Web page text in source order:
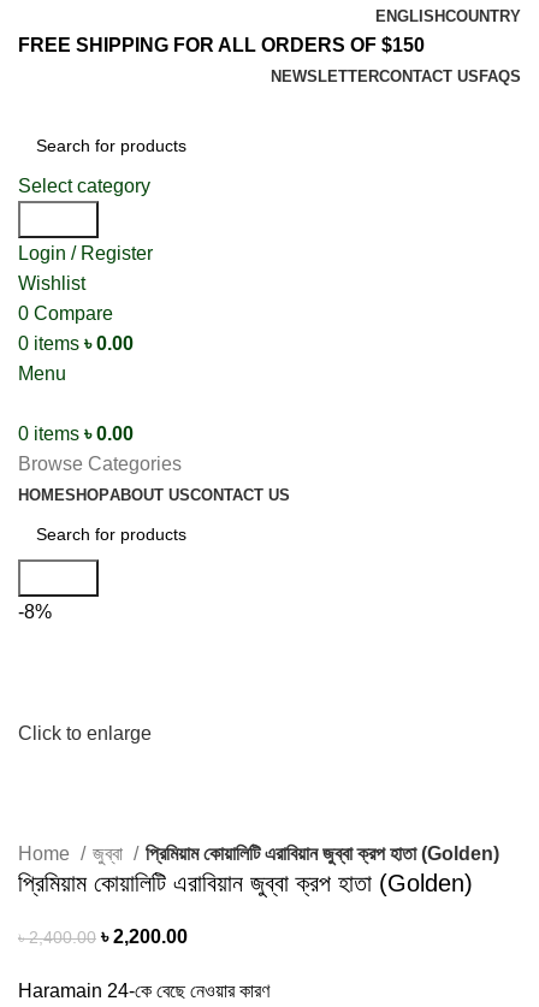
ENGLISHCOUNTRY
FREE SHIPPING FOR ALL ORDERS OF $150
NEWSLETTERCONTACT US FAQS
Select category
Login / Register
Wishlist
0 Compare
0 items ৳0.00
Menu
0 items ৳0.00
Browse Categories
HOMESHOPABOUT USCONTACT US
-8%
Click to enlarge
Home জুব্বা প্রিমিয়াম কোয়ালিটি এরাবিয়ান জুব্বা ক্রপ হাতা (Golden)
প্রিমিয়াম কোয়ালিটি এরাবিয়ান জুব্বা ক্রপ হাতা (Golden)
৳2,400.00 ৳2,200.00
Haramain 24-কে বেছে নেওয়ার কারণ